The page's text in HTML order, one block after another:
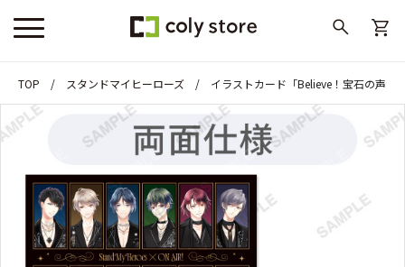
TOP スタンドマイヒーローズ イラストカード「Believe！宝石の声が